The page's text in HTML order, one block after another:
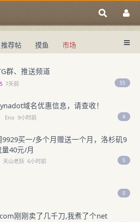
推荐帖 摸鱼 市场
中国域名论坛
大佬论坛专注域名交易、域名投资、域名
中国域名论坛
群、推送频道
7天前 55
域名优惠信息，请查收！
Eno 9小时前 4
9929买一/多个月赠送一个月，洛杉矶9
40元/月
天山老妖 6小时前 5
0
刚刚卖了几千刀,我煮了个net